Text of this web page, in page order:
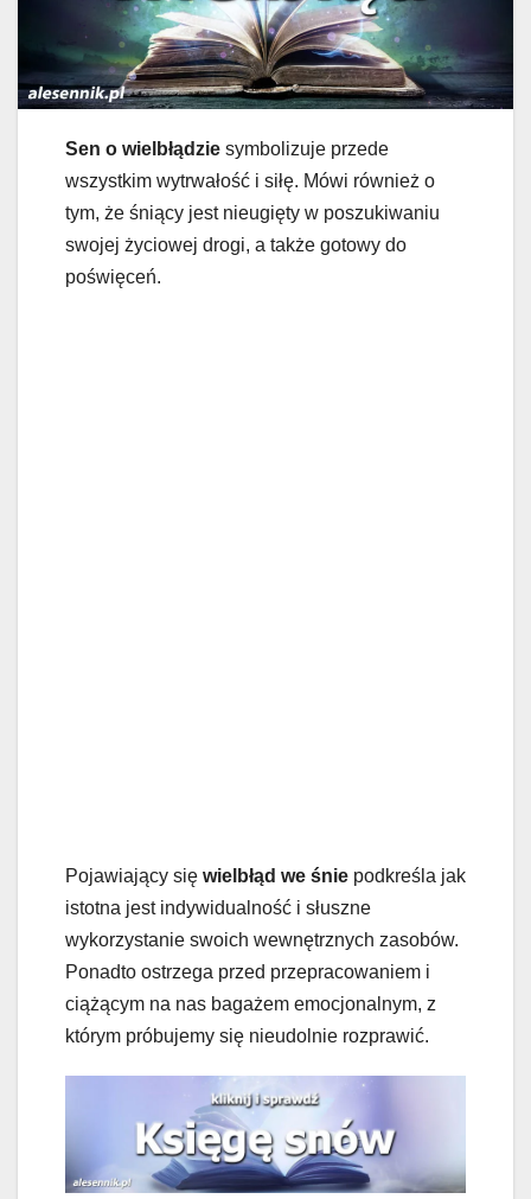
Sen o wielbłądzie symbolizuje przede
wszystkim wytrwałość i siłę. Mówi również o
tym, że śniący jest nieugięty w poszukiwaniu
swojej życiowej drogi, a także gotowy do
poświęceń.
Pojawiający się wielbłąd we śnie podkreśla jak
istotna jest indywidualność i słuszne
wykorzystanie swoich wewnętrznych zasobów.
Ponadto ostrzega przed przepracowaniem i
ciążącym na nas bagażem emocjonalnym, z
którym próbujemy się nieudolnie rozprawić.